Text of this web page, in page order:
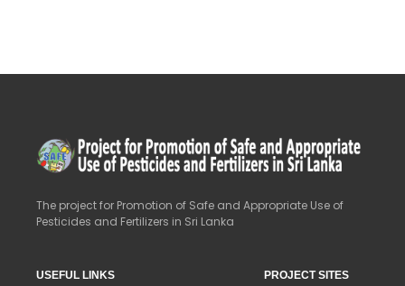
The project for Promotion of Safe and Appropriate Use of
Pesticides and Fertilizers in Sri Lanka
USEFUL LINKS PROJECT SITES